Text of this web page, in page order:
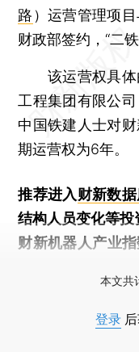
路 ）运营管理项
财政部签约，“二
该运营权具体
工程集团有限公
中国铁建人士对
期运营权为6年。
推荐进入财新数
结构人员变化等投
财新机器人产业
本文共
登录